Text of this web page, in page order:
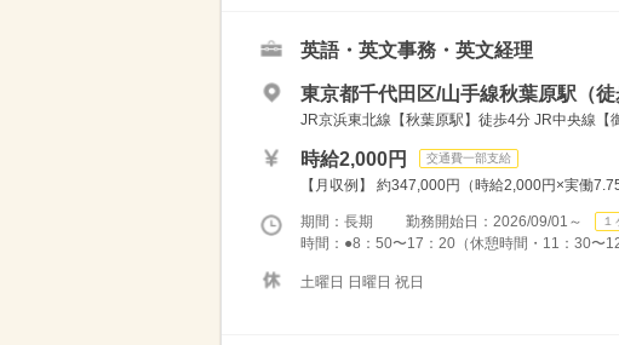
英語・英文事務・英文経理
東京都千代田区/山手線秋葉原駅（徒
JR京浜東北線【秋葉原駅】徒歩4分 JR中央線
時給2,000円 交通費一部支給
【月収例】 約347,000円（時給2,000円×実働
期間：長期 勤務開始日：2026/09/01～ １
時間：●8：50〜17：20（休憩時間・11：30〜
土曜日 日曜日 祝日